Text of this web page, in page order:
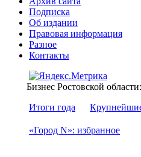
Подписка
Об издании
Правовая информация
Разное
Контакты
Бизнес Ростовской
Итоги года
«Город N»: избранное